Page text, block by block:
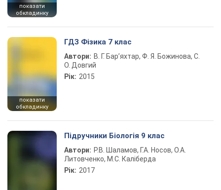
показати
обкладинку
показати
обкладинку
ГДЗ Фізика 7 клас
Автори: В. Г. Бар’яхтар, Ф. Я. Божинова, С.
О. Довгий
Рік: 2015
Підручники Біологія 9 клас
Автори: Р.В. Шаламов, Г.А. Носов, О.А.
Литовченко, М.С. Каліберда
Рік: 2017